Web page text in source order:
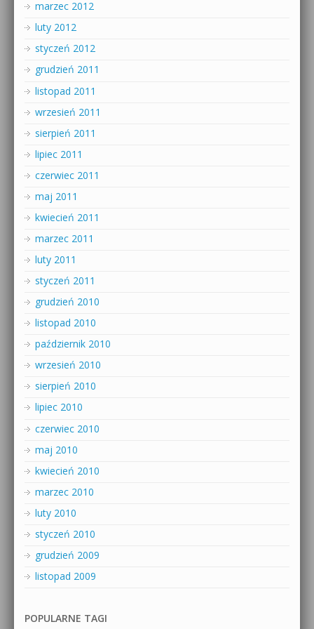
marzec 2012
luty 2012
styczeń 2012
grudzień 2011
listopad 2011
wrzesień 2011
sierpień 2011
lipiec 2011
czerwiec 2011
maj 2011
kwiecień 2011
marzec 2011
luty 2011
styczeń 2011
grudzień 2010
listopad 2010
październik 2010
wrzesień 2010
sierpień 2010
lipiec 2010
czerwiec 2010
maj 2010
kwiecień 2010
marzec 2010
luty 2010
styczeń 2010
grudzień 2009
listopad 2009
POPULARNE TAGI